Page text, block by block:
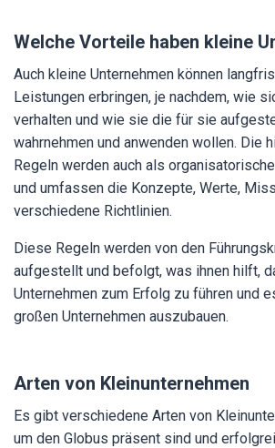
Welche Vorteile haben kleine
Auch kleine Unternehmen können
Leistungen erbringen, je nachdem, wie
verhalten und wie sie die für sie
wahrnehmen und anwenden wollen. Die
Regeln werden auch als
und umfassen die Konzepte, Werte,
verschiedene Richtlinien.
Diese Regeln werden von den
aufgestellt und befolgt, was ihnen hilft,
Unternehmen zum Erfolg zu führen und
großen Unternehmen auszubauen.
Arten von Kleinunternehmen
Es gibt verschiedene Arten von
um den Globus präsent sind und